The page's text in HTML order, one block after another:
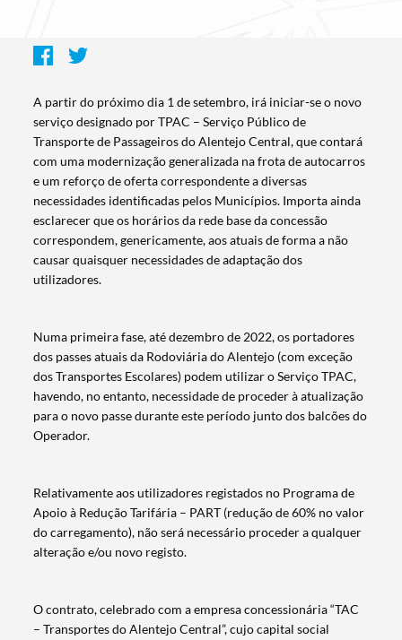
A partir do próximo dia 1 de setembro, irá iniciar-se o novo
serviço designado por TPAC – Serviço Público de
Transporte de Passageiros do Alentejo Central, que contará
com uma modernização generalizada na frota de autocarros
e um reforço de oferta correspondente a diversas
necessidades identificadas pelos Municípios. Importa ainda
esclarecer que os horários da rede base da concessão
correspondem, genericamente, aos atuais de forma a não
causar quaisquer necessidades de adaptação dos
utilizadores.
Numa primeira fase, até dezembro de 2022, os portadores
dos passes atuais da Rodoviária do Alentejo (com exceção
dos Transportes Escolares) podem utilizar o Serviço TPAC,
havendo, no entanto, necessidade de proceder à atualização
para o novo passe durante este período junto dos balcões do
Operador.
Relativamente aos utilizadores registados no Programa de
Apoio à Redução Tarifária – PART (redução de 60% no valor
do carregamento), não será necessário proceder a qualquer
alteração e/ou novo registo.
O contrato, celebrado com a empresa concessionária “TAC
– Transportes do Alentejo Central”, cujo capital social